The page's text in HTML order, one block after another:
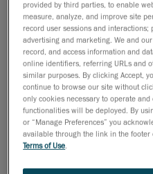
19-Pandemie, und stellt
Geschäftsbetrieb
verläuft. Da das
Dienstleistungen
Branchen wie Forschung
Gesundheitswesen,
Energieinfrastruktur
Verteidigung unterstützen,
Vorsichtsmaßnahmen, um
provided by third parties, to enable
measure, analyze, and improve site
record user sessions and
advertising and marketing. We and
record, and access information and
online identifiers, referring URLs and
similar purposes. By clicking Accept,
continue to browse our site without
only cookies necessary to operate
functionalities will be deployed. By
or “Manage Preferences” you
available through the link in the
Terms of Use.